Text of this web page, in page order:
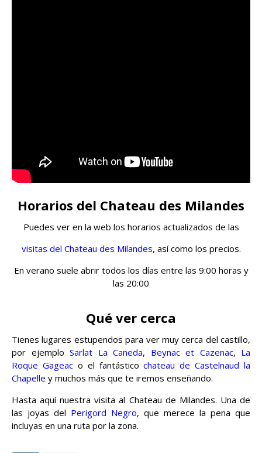
Horarios del Chateau des Milandes
Puedes ver en la web los horarios actualizados de las
visitas del Chateau des Milandes, así como los precios.
En verano suele abrir todos los días entre las 9:00 horas y
las 20:00
Qué ver cerca
Tienes lugares estupendos para ver muy cerca del castillo,
por ejemplo Sarlat La Caneda, Beynac et Cazenac, La
Roque Gageaco el fantásticochateau de Castelnaud la
Chapelle y muchos más que te iremos enseñando.
Hasta aquí nuestra visita al Chateau de Milandes. Una de
las joyas del Perigord Negro, que merece la pena que
incluyas en una ruta por la zona.